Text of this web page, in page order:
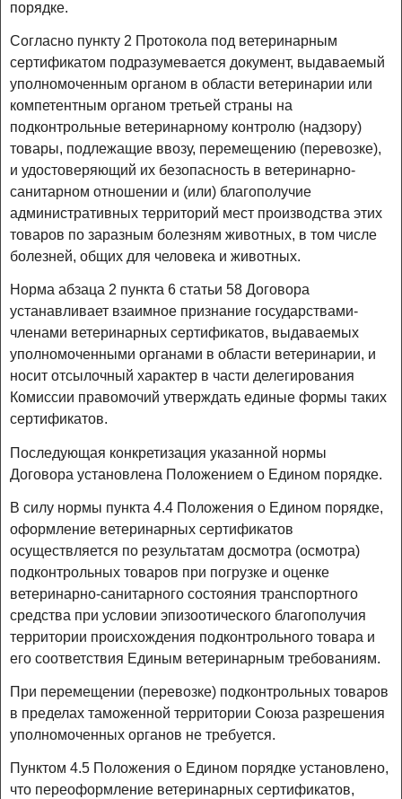
порядке.
Согласно пункту 2 Протокола под ветеринарным
сертификатом подразумевается документ, выдаваемый
уполномоченным органом в области ветеринарии или
компетентным органом третьей страны на
подконтрольные ветеринарному контролю (надзору)
товары, подлежащие ввозу, перемещению (перевозке),
и удостоверяющий их безопасность в ветеринарно-
санитарном отношении и (или) благополучие
административных территорий мест производства этих
товаров по заразным болезням животных, в том числе
болезней, общих для человека и животных.
Норма абзаца 2 пункта 6 статьи 58 Договора
устанавливает взаимное признание государствами-
членами ветеринарных сертификатов, выдаваемых
уполномоченными органами в области ветеринарии, и
носит отсылочный характер в части делегирования
Комиссии правомочий утверждать единые формы таких
сертификатов.
Последующая конкретизация указанной нормы
Договора установлена Положением о Едином порядке.
В силу нормы пункта 4.4 Положения о Едином порядке,
оформление ветеринарных сертификатов
осуществляется по результатам досмотра (осмотра)
подконтрольных товаров при погрузке и оценке
ветеринарно-санитарного состояния транспортного
средства при условии эпизоотического благополучия
территории происхождения подконтрольного товара и
его соответствия Единым ветеринарным требованиям.
При перемещении (перевозке) подконтрольных товаров
в пределах таможенной территории Союза разрешения
уполномоченных органов не требуется.
Пунктом 4.5 Положения о Едином порядке установлено,
что переоформление ветеринарных сертификатов,